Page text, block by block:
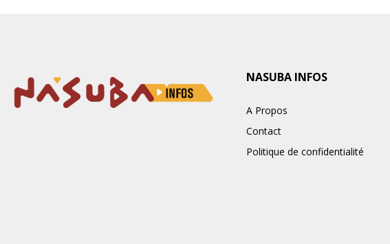
NASUBA INFOS
A Propos
Contact
Politique de confidentialité